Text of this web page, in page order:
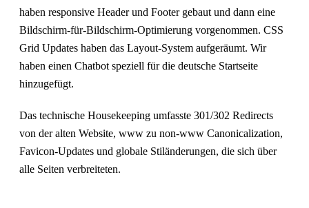
haben responsive Header und Footer gebaut und dann eine
Bildschirm-für-Bildschirm-Optimierung vorgenommen. CSS
Grid Updates haben das Layout-System aufgeräumt. Wir
haben einen Chatbot speziell für die deutsche Startseite
hinzugefügt.
Das technische Housekeeping umfasste 301/302 Redirects
von der alten Website, www zu non-www Canonicalization,
Favicon-Updates und globale Stiländerungen, die sich über
alle Seiten verbreiteten.